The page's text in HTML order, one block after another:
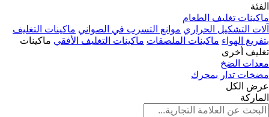
الفئة
ماكينات تغليف الطعام
آلات التشكيل الحراري موانع التسرب في الصواني ماكينات التغليف
بتفريغ الهواء ماكينات الملصقات ماكينات التغليف الأفقي ماكينات
تغليف أخرى
معدات الضخ
مضخات تدار بمحرك
عرض الكل
الماركة